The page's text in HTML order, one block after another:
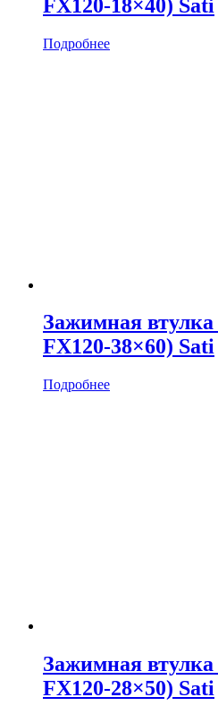
FX120-18×40) Sati
Подробнее
Зажимная
FX120-38×60) Sati
Подробнее
Зажимная
FX120-28×50) Sati